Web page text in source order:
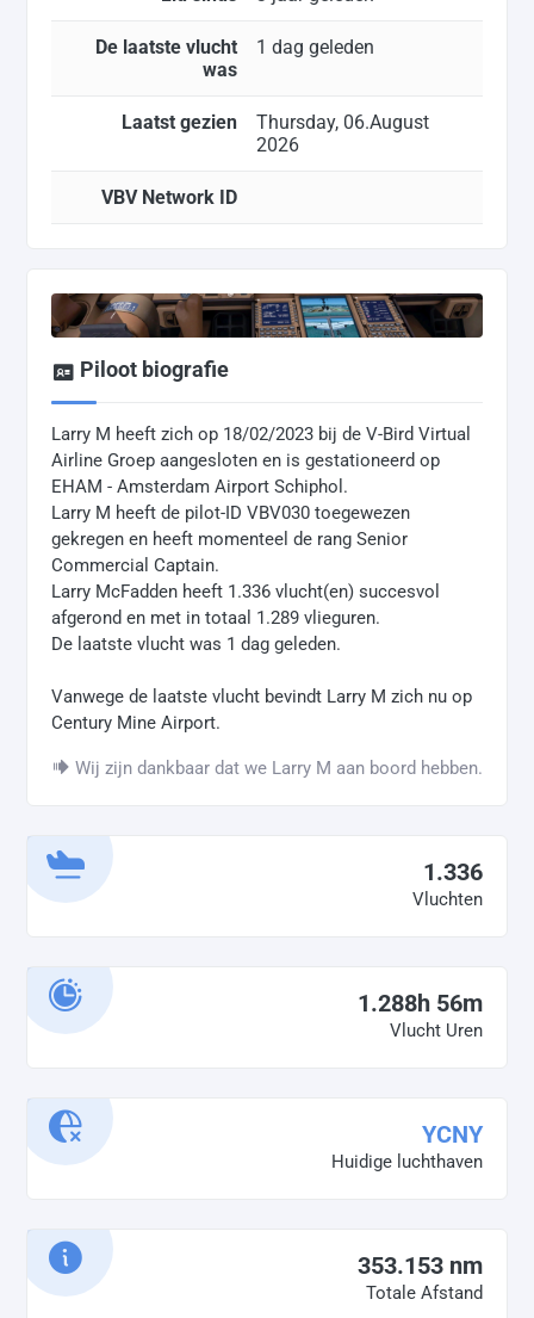
De laatste vlucht
was
1 dag geleden
Laatst gezien
Thursday, 06.August
2026
VBV Network ID
Piloot biografie
Larry M heeft zich op 18/02/2023 bij de V-Bird Virtual
Airline Groep aangesloten en is gestationeerd op
EHAM - Amsterdam Airport Schiphol.
Larry M heeft de pilot-ID VBV030 toegewezen
gekregen en heeft momenteel de rang Senior
Commercial Captain.
Larry McFadden heeft 1.336 vlucht(en) succesvol
afgerond en met in totaal 1.289 vlieguren.
De laatste vlucht was 1 dag geleden.
Vanwege de laatste vlucht bevindt Larry M zich nu op
Century Mine Airport.
Wij zijn dankbaar dat we Larry M aan boord hebben.
1.336
Vluchten
1.288h 56m
Vlucht Uren
YCNY
Huidige luchthaven
353.153 nm
Totale Afstand